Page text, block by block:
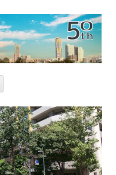
ン
ツ
へ
ス
キ
ッ
プ